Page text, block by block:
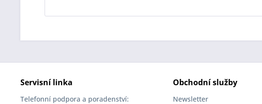
Servisní linka
Telefonní podpora a poradenství:
Obchodní služby
Newsletter